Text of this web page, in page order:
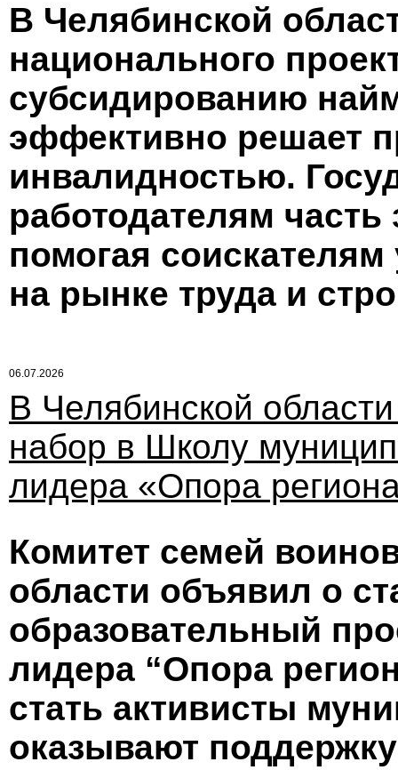
В Челябинской
национального
субсидированию
эффективно решает
инвалидностью.
работодателям часть
помогая соискателям
на рынке труда и
06.07.2026
В Челябинской
набор в Школу
лидера «Опора
Комитет семей
области объявил о
образовательный
лидера “Опора
стать активисты
оказывают